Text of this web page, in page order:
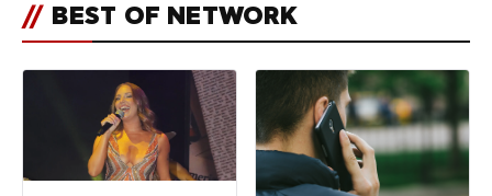
// BEST OF NETWORK